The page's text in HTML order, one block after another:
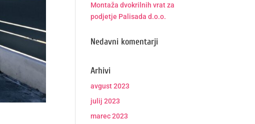
Montaža dvokrilnih vrat za
podjetje Palisada d.o.o.
Nedavni komentarji
Arhivi
avgust 2023
julij 2023
marec 2023